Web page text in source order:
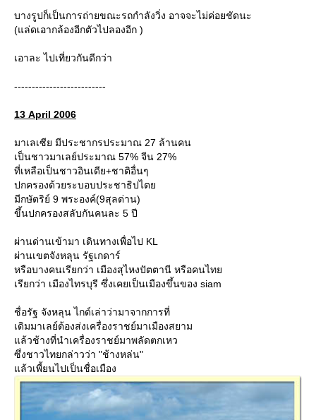
บางรูปก็เป็นการถ่ายขณะรถกำลังวิ่ง อาจจะไม่ค่อยชัดนะ
(แล่ดเอากล้องอีกตัวไปลองอีก )
เอาละ ไปเที่ยวกันดีกว่า
--------------------------
13 April 2006
มาเลเซีย มีประชากรประมาณ 27 ล้านคน
เป็นชาวมาเลย์ประมาณ 57% จีน 27%
ที่เหลือเป็นชาวอินเดีย+ชาติอื่นๆ
ปกครองด้วยระบอบประชาธิปไต
มีกษัตริย์ 9 พระองค์(9สุลต่าน)
ขึ้นปกครองสลับกันคนละ 5 ปี
ผ่านด่านเข้ามา เดินทางเพื่อไป KL
ผ่านเขตจังหลุน รัฐเกดาร์
หรือบางคนเรียกว่า เมืองสุไหงปัตตานี หรือคนไท
เรียกว่า เมืองไทรบุรี ซึ่งเคยเป็นเมืองขึ้นของ siam
ชื่อรัฐ จังหลุน ไกด์เล่าว่ามาจากการที่
เดิมมาเลย์ต้องส่งเครื่องราชย์มาเมืองสยาม
ล้วช้างที่นำเครื่องราชย์มาพลัดตกเหว
ซึ่งชาวไทยกล่าวว่า "ช้างหล่น"
ล้วเพี้ยนไปเป็นชื่อเมือง